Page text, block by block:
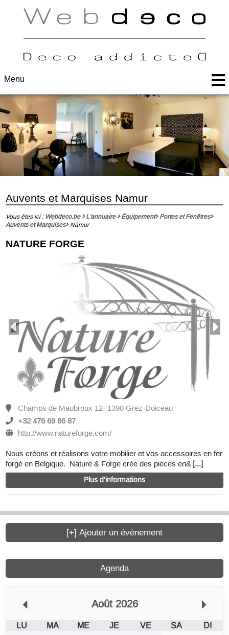
Menu
Auvents et Marquises Namur
Vous êtes ici : Webdeco.be L'annuaire Équipement
Portes et Fenêtres
Auvents et Marquises
Namur
NATURE FORGE
Champs de Maubroux 12- 1390 Grez-Doiceau
+32 476 69 86 87
http://www.natureforge.com/
Nous créons et réalisons votre mobilier et vos accessoires en fer
forgé en Belgique. Nature & Forge crée des pièces en& [...]
Plus d'informations
Agenda
Août 2026
LU MA ME JE VE SA
DI
[+] Ajouter un évènement